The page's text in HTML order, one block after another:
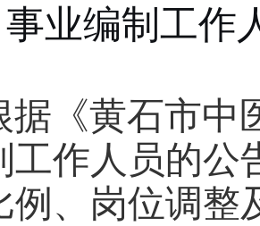
事业编制工作
据《黄石市中
工作人员的公
例、岗位调整